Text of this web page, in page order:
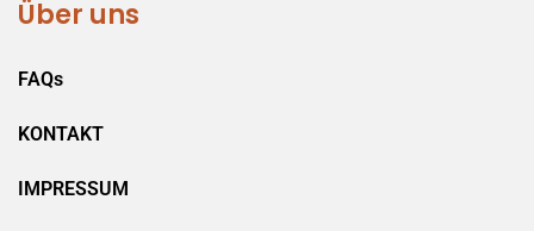
Über uns
FAQs
KONTAKT
IMPRESSUM